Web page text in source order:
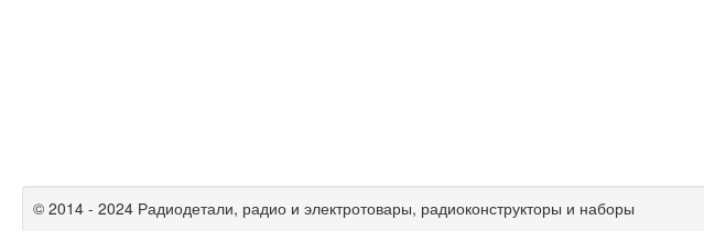
© 2014 - 2024 Радиодетали, радио и электротовары, радиоконструкторы и наборы